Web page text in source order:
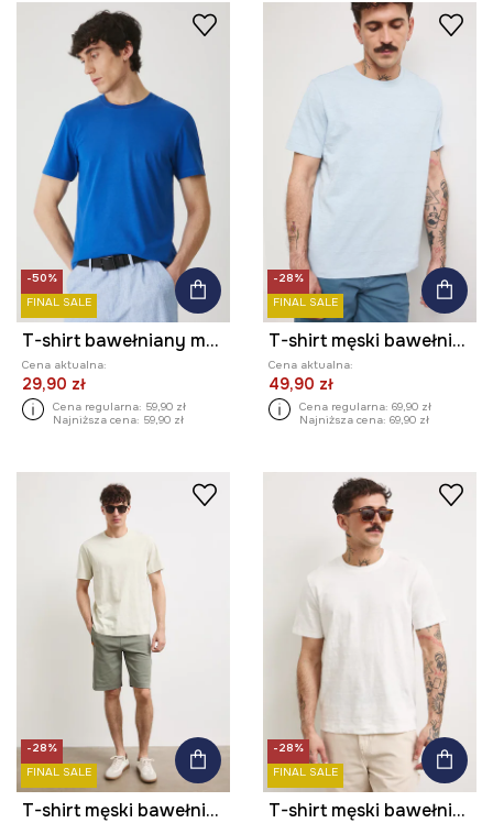
-50%
FINAL SALE
T-shirt bawełniany męski z elastanem gładki kolor niebieski
Cena aktualna:
29,90 zł
Cena regularna: 59,90 zł
Najniższa cena: 59,90 zł
-28%
FINAL SALE
T-shirt męski bawełniany
Cena aktualna:
49,90 zł
Cena regularna: 69,90 zł
Najniższa cena: 69,90 zł
-28%
FINAL SALE
T-shirt męski bawełniany
-28%
FINAL SALE
T-shirt męski bawełniany